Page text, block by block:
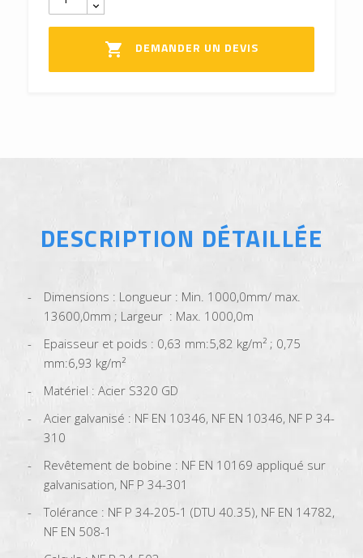
 DEMANDER UN DEVIS
DESCRIPTION DÉTAILLÉE
Dimensions : Longueur : Min. 1000,0mm/ max.
13600,0mm ; Largeur : Max. 1000,0m
Epaisseur et poids : 0,63 mm:5,82 kg/m² ; 0,75
mm:6,93 kg/m²
Matériel : Acier S320 GD
Acier galvanisé : NF EN 10346, NF EN 10346, NF P 34-
310
Revêtement de bobine : NF EN 10169 appliqué sur
galvanisation, NF P 34-301
Tolérance : NF P 34-205-1 (DTU 40.35), NF EN 14782,
NF EN 508-1